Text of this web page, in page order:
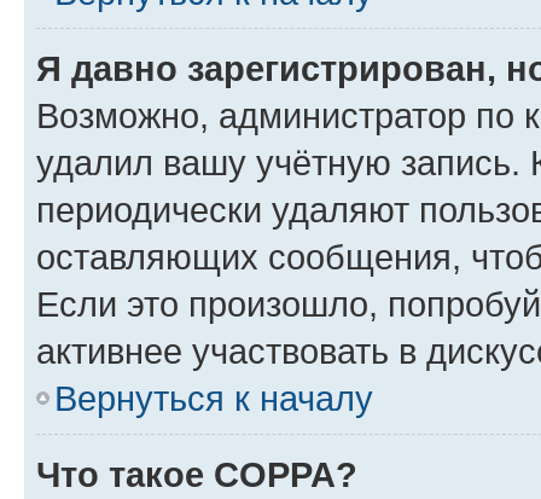
Я давно зарегистрирован,
Возможно, администратор по
удалил вашу учётную запись.
периодически удаляют
оставляющих сообщения,
Если это произошло,
активнее участвовать в
Вернуться к началу
Что такое COPPA?